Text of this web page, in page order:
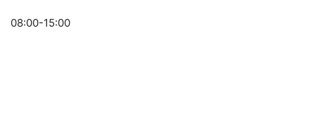
08:00-15:00